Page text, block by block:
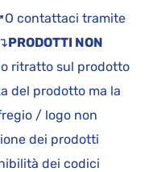
contattaci tramite
PRODOTTI NON
ritratto sul prodotto
del prodotto ma la
/ logo non
dei prodotti
dei codici